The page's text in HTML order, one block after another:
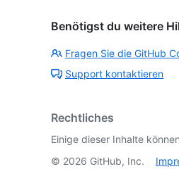
Benötigst du weitere
Fragen Sie die GitHub
Support kontaktieren
Rechtliches
Einige dieser Inhalte
© 2026 GitHub, Inc.